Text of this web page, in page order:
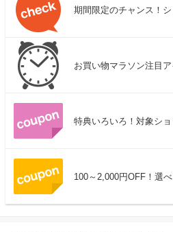
期間限定のチャンス！
お買い物マラソン注目
特典いろいろ！対象シ
100～2,000円OFF！選